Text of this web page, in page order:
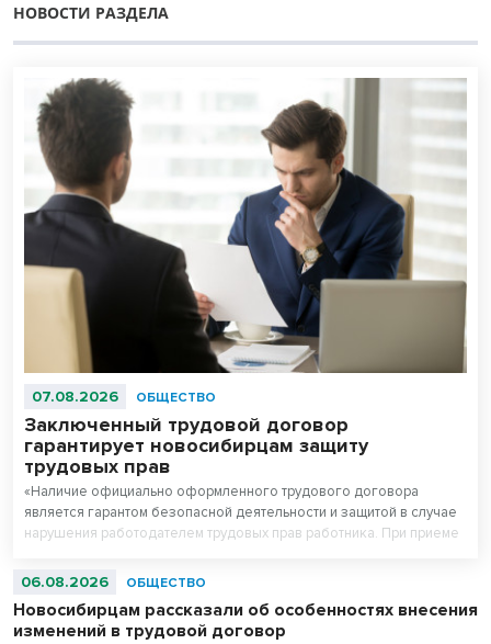
НОВОСТИ РАЗДЕЛА
07.08.2026 ОБЩЕСТВО
Заключенный трудовой договор
гарантирует новосибирцам защиту
трудовых прав
«Наличие официально оформленного трудового договора
является гарантом безопасной деятельности и защитой в случае
нарушения работодателем трудовых прав работника. При приеме
договор», - рассказал руководитель Государственной инспекции
06.08.2026 ОБЩЕСТВО
Новосибирцам рассказали об особенностях внесения
изменений в трудовой договор